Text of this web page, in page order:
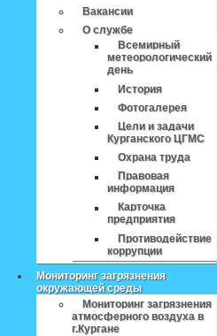
Вакансии
О службе
Всемирный
метеорологический
день
История
Фотогалерея
Цели и задачи
Курганского ЦГМС
Охрана труда
Правовая
информация
Карточка
предприятия
Противодействие
коррупции
Мониторинг загрязнения
окружающей среды
Мониторинг загрязнения
атмосферного воздуха в
г.Кургане